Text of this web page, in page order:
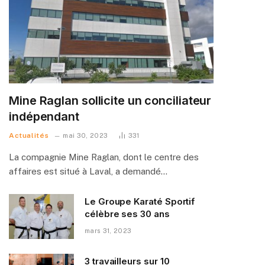
Mine Raglan sollicite un conciliateur
indépendant
Actualités mai 30, 2023 331
La compagnie Mine Raglan, dont le centre des
affaires est situé à Laval, a demandé…
Le Groupe Karaté Sportif
célèbre ses 30 ans
mars 31, 2023
3 travailleurs sur 10